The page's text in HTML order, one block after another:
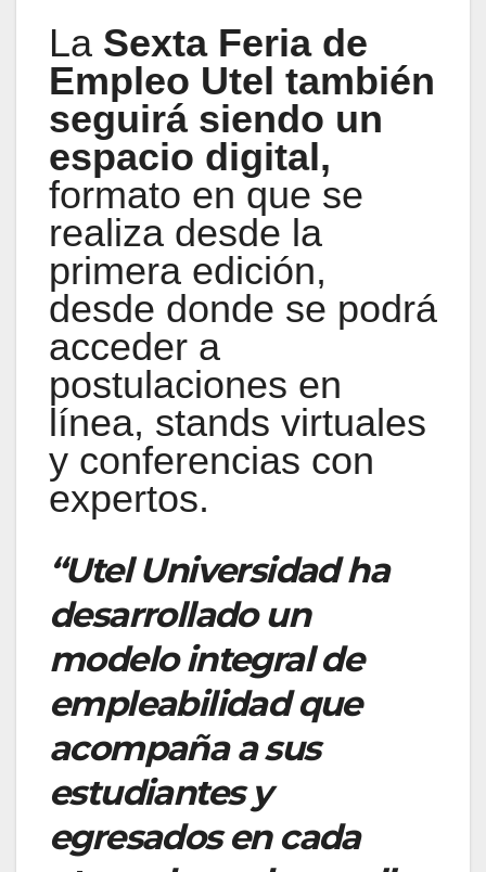
La Sexta Feria de
Empleo Utel también
seguirá siendo un
espacio digital,
formato en que se
realiza desde la
primera edición,
desde donde se podrá
acceder a
postulaciones en
línea, stands virtuales
y conferencias con
expertos.
“Utel Universidad ha
desarrollado un
modelo integral de
empleabilidad que
acompaña a sus
estudiantes y
egresados en cada